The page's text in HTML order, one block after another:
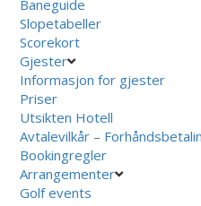
Baneguide
Slopetabeller
Scorekort
Gjester
Informasjon for gjester
Priser
Utsikten Hotell
Avtalevilkår –
Bookingregler
Arrangementer
Golf events